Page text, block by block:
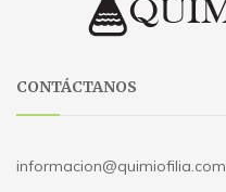
CONTÁCTANOS
informacion@quimiofilia.com